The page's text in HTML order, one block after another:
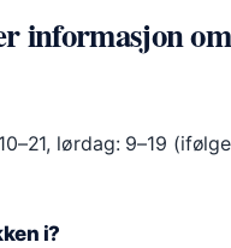
informasjon
lørdag: 9–19
i?